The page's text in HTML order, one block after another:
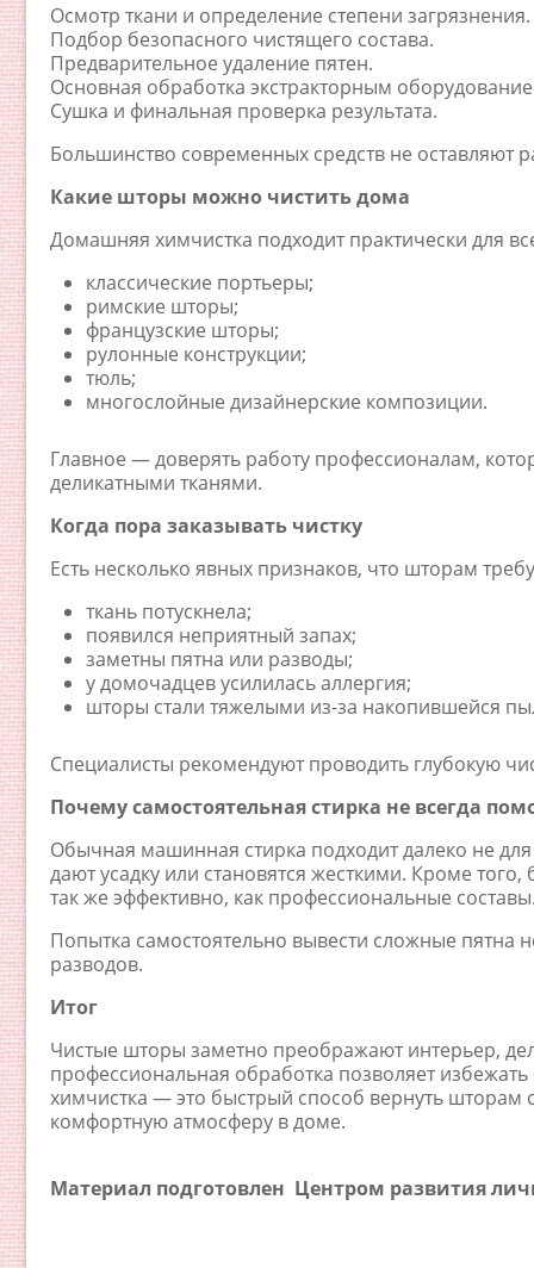
Осмотр ткани и определение степени загрязнения.
Подбор безопасного чистящего состава.
Предварительное удаление пятен.
Основная обработка экстракторным
Сушка и финальная проверка результата.
Большинство современных средств не оставляют
Какие шторы можно чистить дома
Домашняя химчистка подходит практически для
классические портьеры;
римские шторы;
французские шторы;
рулонные конструкции;
тюль;
многослойные дизайнерские композиции.
Главное — доверять работу профессионалам,
деликатными тканями.
Когда пора заказывать чистку
Есть несколько явных признаков, что шторам
ткань потускнела;
появился неприятный запах;
заметны пятна или разводы;
у домочадцев усилилась аллергия;
шторы стали тяжелыми из-за накопившейся
Специалисты рекомендуют проводить глубокую
Почему самостоятельная стирка не всегда
Обычная машинная стирка подходит далеко не
дают усадку или становятся жесткими. Кроме
так же эффективно, как профессиональные
Попытка самостоятельно вывести сложные пятна
разводов.
Итог
Чистые шторы заметно преображают интерьер,
профессиональная обработка позволяет
химчистка — это быстрый способ вернуть шторам
комфортную атмосферу в доме.
Материал подготовлен Центром развития